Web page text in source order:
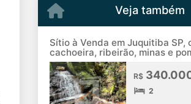
Veja também
Sítio à Venda em Juquitiba SP,
cachoeira, ribeirão, minas e
R$
2